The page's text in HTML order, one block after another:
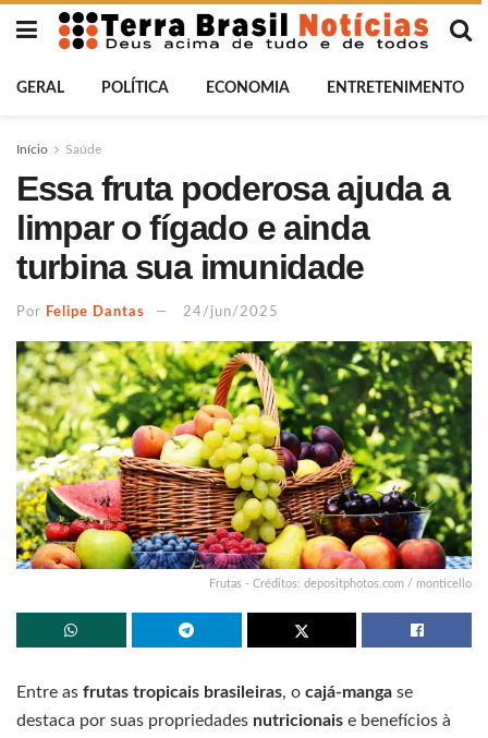
GERAL POLÍTICA ECONOMIA ENTRETENIMENTO
Início Saúde
Essa fruta poderosa ajuda a
limpar o fígado e ainda
turbina sua imunidade
Por Felipe Dantas 24/jun/2025
Frutas - Créditos: depositphotos.com / monticello
Entre as frutas tropicais brasileiras, o cajá-manga se
destaca por suas propriedades nutricionais e benefícios à